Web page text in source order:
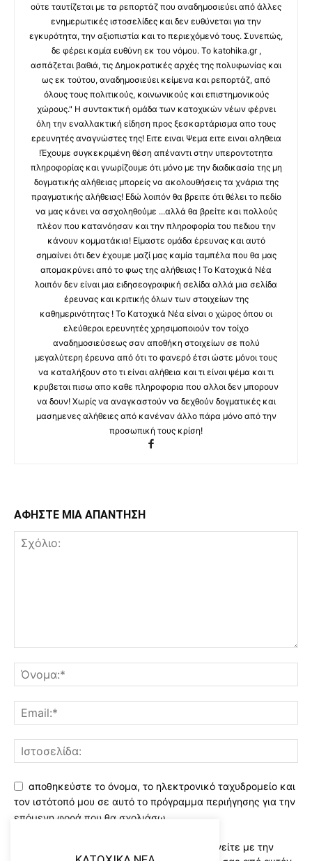
ούτε ταυτίζεται με τα ρεπορτάζ που αναδημοσιεύει από άλλες
ενημερωτικές ιστοσελίδες και δεν ευθύνεται για την
εγκυρότητα, την αξιοπιστία και το περιεχόμενό τους. Συνεπώς,
δε φέρει καμία ευθύνη εκ του νόμου. Το katohika.gr ,
ασπάζεται βαθιά, τις Δημοκρατικές αρχές της πολυφωνίας και
ως εκ τούτου, αναδημοσιεύει κείμενα και ρεπορτάζ, από
όλους τους πολιτικούς, κοινωνικούς και επιστημονικούς
χώρους." Η συντακτική ομάδα των κατοχικών νέων φέρνει
όλη την εναλλακτική είδηση προς ξεσκαρτάρισμα απο τους
ερευνητές αναγνώστες της! Ειτε ειναι Ψεμα ειτε ειναι αληθεια
!Έχουμε συγκεκριμένη θέση απέναντι στην υπεροντοτητα
πληροφορίας και γνωρίζουμε ότι μόνο με την διαδικασία της μη
δογματικής αλήθειας μπορείς να ακολουθήσεις τα χνάρια της
πραγματικής αλήθειας! Εδώ λοιπόν θα βρειτε ότι θέλει το πεδίο
να μας κάνει να ασχοληθούμε ...αλλά θα βρείτε και πολλούς
πλέον που κατανόησαν και την πληροφορία του πεδιου την
κάνουν κομματάκια! Είμαστε ομάδα έρευνας και αυτό
σημαίνει ότι δεν έχουμε μαζί μας καμία ταμπέλα που θα μας
απομακρύνει από το φως της αλήθειας ! Το Κατοχικά Νέα
λοιπόν δεν είναι μια ειδησεογραφική σελίδα αλλά μια σελίδα
έρευνας και κριτικής όλων των στοιχείων της
καθημερινότητας ! Το Κατοχικά Νέα είναι ο χώρος όπου οι
ελεύθεροι ερευνητές χρησιμοποιούν τον τοίχο
αναδημοσιεύσεως σαν αποθήκη στοιχείων σε πολύ
μεγαλύτερη έρευνα από ότι το φανερό έτσι ώστε μόνοι τους
να καταλήξουν στο τι είναι αλήθεια και τι είναι ψέμα και τι
κρυβεται πισω απο καθε πληροφορια που αλλοι δεν μπορουν
να δουν! Χωρίς να αναγκαστούν να δεχθούν δογματικές και
μασημενες αλήθειες από κανέναν άλλο πάρα μόνο από την
προσωπική τους κρίση!
ΑΦΗΣΤΕ ΜΙΑ ΑΠΑΝΤΗΣΗ
αποθηκεύστε το όνομα, το ηλεκτρονικό ταχυδρομείο και
τον ιστότοπό μου σε αυτό το πρόγραμμα περιήγησης για την
επόμενη φορά που θα σχολιάσω.
Χρησιμοποιώντας αυτό το έντυπο συμφωνείτε με την